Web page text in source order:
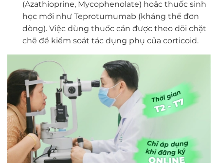
(Azathioprine, Mycophenolate) hoặc thuốc sinh
học mới như Teprotumumab (kháng thể đơn
dòng). Việc dùng thuốc cần được theo dõi chặt
chẽ để kiểm soát tác dụng phụ của corticoid.